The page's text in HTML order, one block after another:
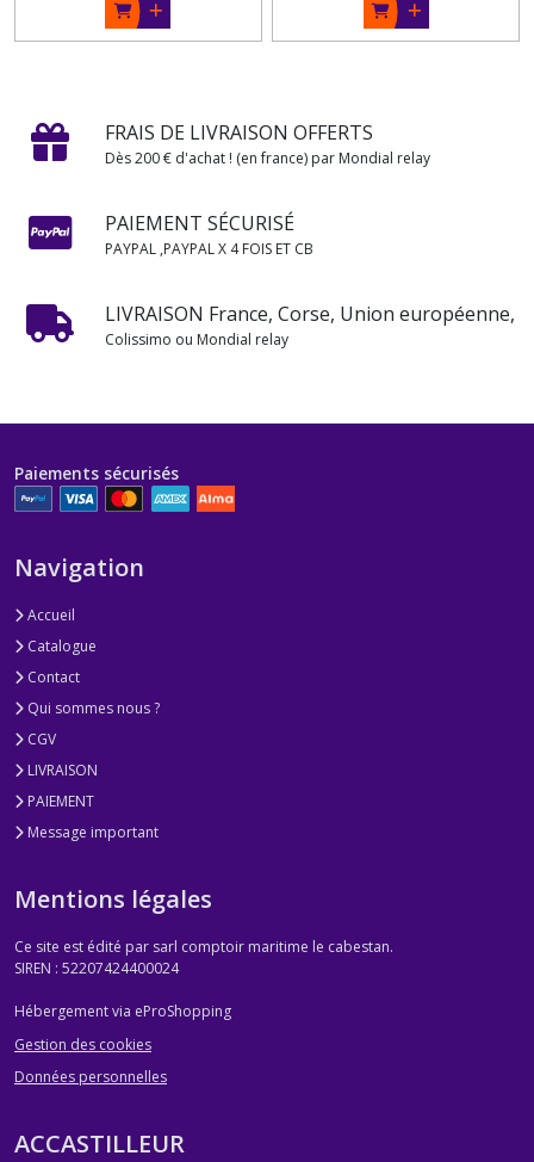
FRAIS DE LIVRAISON OFFERTS
Dès 200 € d'achat ! (en france) par Mondial relay
PAIEMENT SÉCURISÉ
PAYPAL ,PAYPAL X 4 FOIS ET CB
LIVRAISON France, Corse, Union européenne,
Colissimo ou Mondial relay
Paiements sécurisés
Navigation
Accueil
Catalogue
Contact
Qui sommes nous ?
CGV
LIVRAISON
PAIEMENT
Message important
Mentions légales
Ce site est édité par sarl comptoir maritime le cabestan.
SIREN : 52207424400024
Hébergement via eProShopping
Gestion des cookies
Données personnelles
ACCASTILLEUR